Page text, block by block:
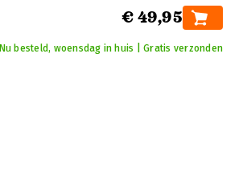
€ 49,95
Nu besteld, woensdag in huis | Gratis verzonden